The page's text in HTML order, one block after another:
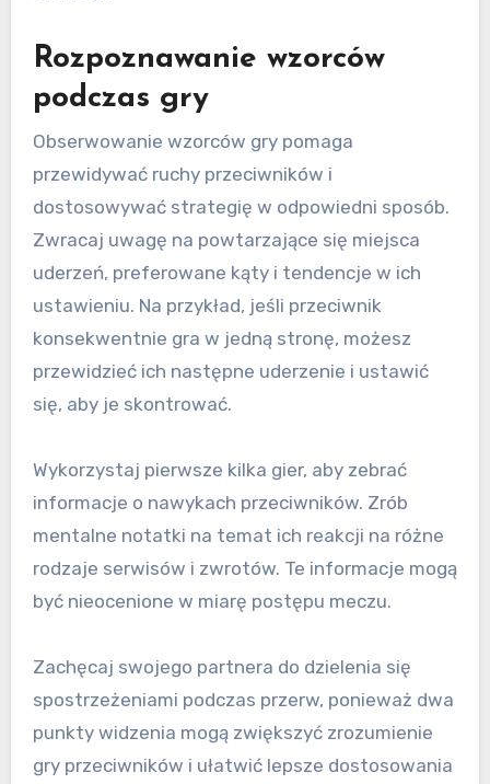
Rozpoznawanie wzorców
podczas gry
Obserwowanie wzorców gry pomaga
przewidywać ruchy przeciwników i
dostosowywać strategię w odpowiedni sposób.
Zwracaj uwagę na powtarzające się miejsca
uderzeń, preferowane kąty i tendencje w ich
ustawieniu. Na przykład, jeśli przeciwnik
konsekwentnie gra w jedną stronę, możesz
przewidzieć ich następne uderzenie i ustawić
się, aby je skontrować.
Wykorzystaj pierwsze kilka gier, aby zebrać
informacje o nawykach przeciwników. Zrób
mentalne notatki na temat ich reakcji na różne
rodzaje serwisów i zwrotów. Te informacje mogą
być nieocenione w miarę postępu meczu.
Zachęcaj swojego partnera do dzielenia się
spostrzeżeniami podczas przerw, ponieważ dwa
punkty widzenia mogą zwiększyć zrozumienie
gry przeciwników i ułatwić lepsze dostosowania